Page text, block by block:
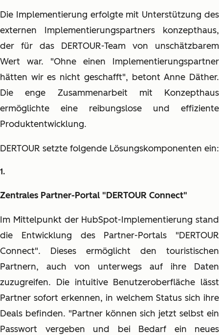
Die Implementierung erfolgte mit Unterstützung des
externen Implementierungspartners konzepthaus,
der für das DERTOUR-Team von unschätzbarem
Wert war. "Ohne einen Implementierungspartner
hätten wir es nicht geschafft", betont Anne Däther.
Die enge Zusammenarbeit mit Konzepthaus
ermöglichte eine reibungslose und effiziente
Produktentwicklung.
DERTOUR setzte folgende Lösungskomponenten ein:
Zentrales Partner-Portal "DERTOUR Connect"
Im Mittelpunkt der HubSpot-Implementierung stand
die Entwicklung des Partner-Portals "DERTOUR
Connect". Dieses ermöglicht den touristischen
Partnern, auch von unterwegs auf ihre Daten
zuzugreifen. Die intuitive Benutzeroberfläche lässt
Partner sofort erkennen, in welchem Status sich ihre
Deals befinden. "Partner können sich jetzt selbst ein
Passwort vergeben und bei Bedarf ein neues